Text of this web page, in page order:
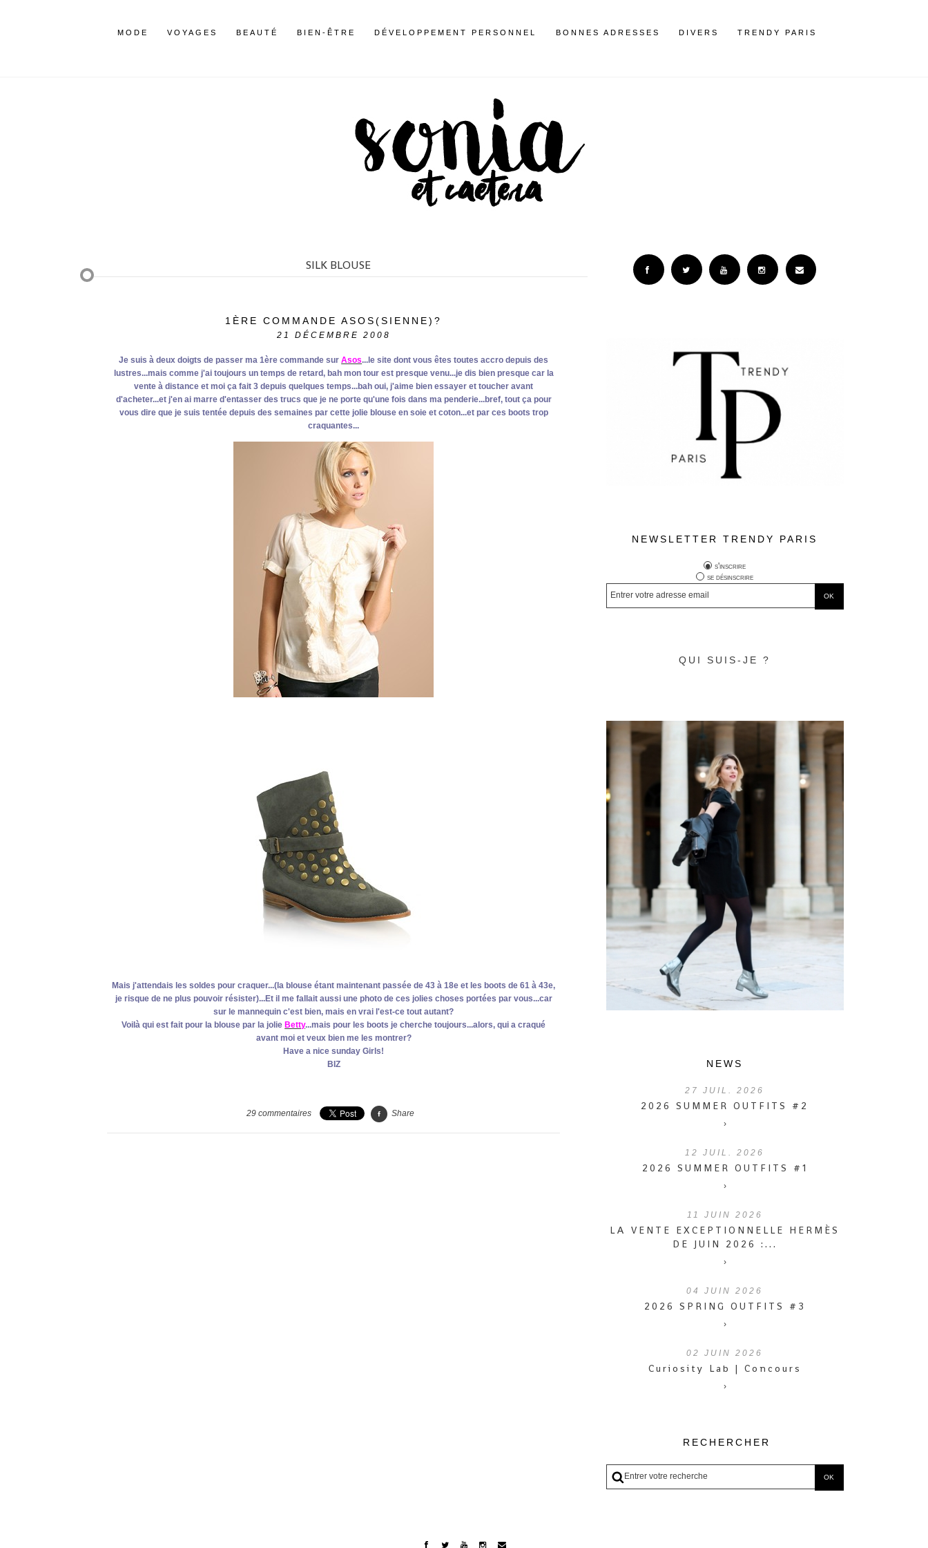
MODE VOYAGES BEAUTÉ BIEN-ÊTRE DÉVELOPPEMENT PERSONNEL BONNES ADRESSES DIVERS TRENDY PARIS
SILK BLOUSE
1ÈRE COMMANDE ASOS(SIENNE)?
21 DÉCEMBRE 2008
Je suis à deux doigts de passer ma 1ère commande surAsos...le site dont vous êtes toutes accro depuis des
lustres...mais comme j'ai toujours un temps de retard, bah mon tour est presque venu...je dis bien presque car la
vente à distance et moi ça fait 3 depuis quelques temps...bah oui, j'aime bien essayer et toucher avant
d'acheter...et j'en ai marre d'entasser des trucs que je ne porte qu'une fois dans ma penderie...bref, tout ça pour
vous dire que je suis tentée depuis des semaines par cette jolie blouse en soie et coton...et par ces boots trop
craquantes...
Mais j'attendais les soldes pour craquer...(la blouse étant maintenant passée de 43 à 18e et les boots de 61 à 43e,
je risque de ne plus pouvoir résister)...Et il me fallait aussi une photo de ces jolies choses portées par vous...car
sur le mannequin c'est bien, mais en vrai l'est-ce tout autant?
Voilà qui est fait pour la blouse par la jolieBetty...mais pour les boots je cherche toujours...alors, qui a craqué
avant moi et veux bien me les montrer?
Have a nice sunday Girls!
BIZ
29 commentaires Share
NEWSLETTER TRENDY PARIS
s'inscrire
se désinscrire
QUI SUIS-JE ?
NEWS
27 JUIL. 2026
2026 SUMMER OUTFITS #2
›
12 JUIL. 2026
2026 SUMMER OUTFITS #1
›
11 JUIN 2026
LA VENTE EXCEPTIONNELLE HERMÈS
DE JUIN 2026 :...
›
04 JUIN 2026
2026 SPRING OUTFITS #3
›
02 JUIN 2026
Curiosity Lab | Concours
›
RECHERCHER